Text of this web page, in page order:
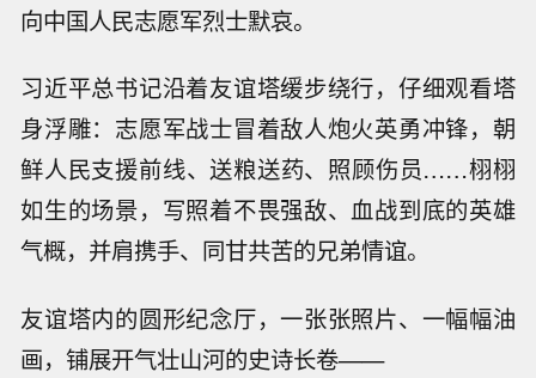
向中国人民志愿军烈士默哀。
习近平总书记沿着友谊塔缓步绕行，仔细观看塔
身浮雕：志愿军战士冒着敌人炮火英勇冲锋，朝
鲜人民支援前线、送粮送药、照顾伤员……栩栩
如生的场景，写照着不畏强敌、血战到底的英雄
气概，并肩携手、同甘共苦的兄弟情谊。
友谊塔内的圆形纪念厅，一张张照片、一幅幅油
画，铺展开气壮山河的史诗长卷——